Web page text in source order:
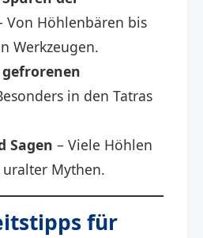
Von Höhlenbären bis
Werkzeugen.
in den Tatras
Sagen – Viele Höhlen
uralter Mythen.
für